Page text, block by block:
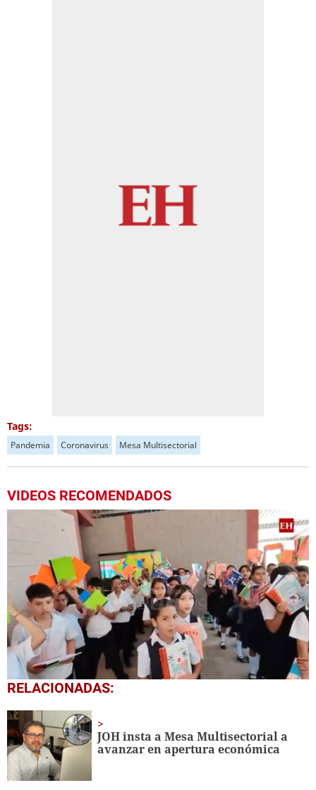
Tags:
Pandemia Coronavirus Mesa Multisectorial
VIDEOS RECOMENDADOS
0
of
minute,
56
seconds
RELACIONADAS:
JOH insta a Mesa Multisectorial a
avanzar en apertura económica